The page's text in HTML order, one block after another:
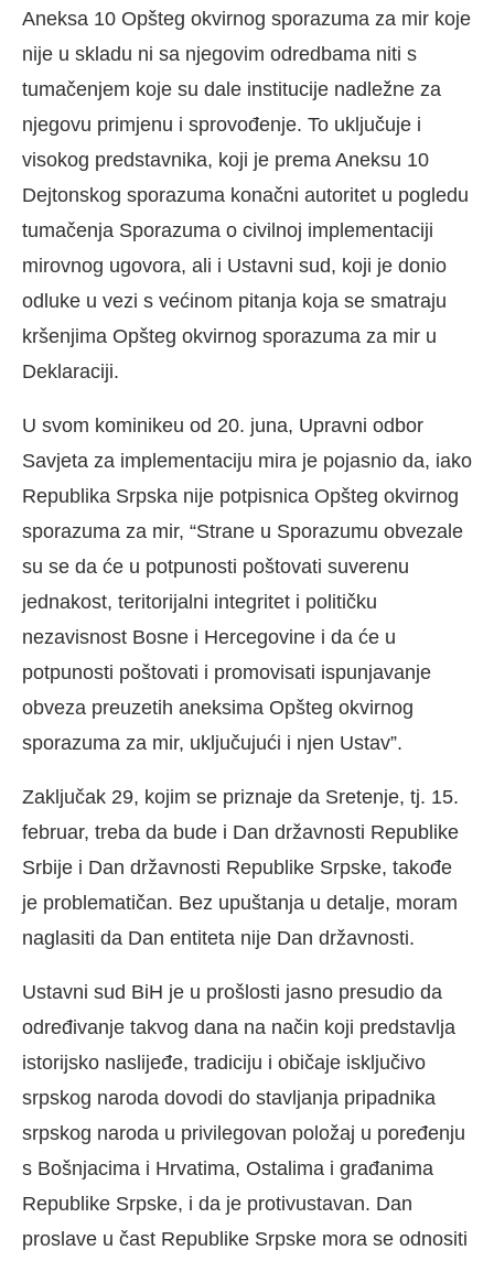
Aneksa 10 Opšteg okvirnog sporazuma za mir koje
nije u skladu ni sa njegovim odredbama niti s
tumačenjem koje su dale institucije nadležne za
njegovu primjenu i sprovođenje. To uključuje i
visokog predstavnika, koji je prema Aneksu 10
Dejtonskog sporazuma konačni autoritet u pogledu
tumačenja Sporazuma o civilnoj implementaciji
mirovnog ugovora, ali i Ustavni sud, koji je donio
odluke u vezi s većinom pitanja koja se smatraju
kršenjima Opšteg okvirnog sporazuma za mir u
Deklaraciji.
U svom kominikeu od 20. juna, Upravni odbor
Savjeta za implementaciju mira je pojasnio da, iako
Republika Srpska nije potpisnica Opšteg okvirnog
sporazuma za mir, “Strane u Sporazumu obvezale
su se da će u potpunosti poštovati suverenu
jednakost, teritorijalni integritet i političku
nezavisnost Bosne i Hercegovine i da će u
potpunosti poštovati i promovisati ispunjavanje
obveza preuzetih aneksima Opšteg okvirnog
sporazuma za mir, uključujući i njen Ustav”.
Zaključak 29, kojim se priznaje da Sretenje, tj. 15.
februar, treba da bude i Dan državnosti Republike
Srbije i Dan državnosti Republike Srpske, takođe
je problematičan. Bez upuštanja u detalje, moram
naglasiti da Dan entiteta nije Dan državnosti.
Ustavni sud BiH je u prošlosti jasno presudio da
određivanje takvog dana na način koji predstavlja
istorijsko naslijeđe, tradiciju i običaje isključivo
srpskog naroda dovodi do stavljanja pripadnika
srpskog naroda u privilegovan položaj u poređenju
s Bošnjacima i Hrvatima, Ostalima i građanima
Republike Srpske, i da je protivustavan. Dan
proslave u čast Republike Srpske mora se odnositi